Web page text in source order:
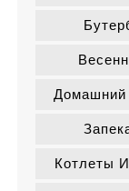
Котлеты